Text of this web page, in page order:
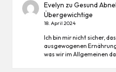
Evelyn zuGesund
Übergewichtige
18. April 2024
Ich bin mir nicht sicher,
ausgewogenen
was wir im Allgemeinen